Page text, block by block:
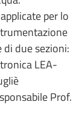
per lo
di due sezioni:
LEA-
Prof.